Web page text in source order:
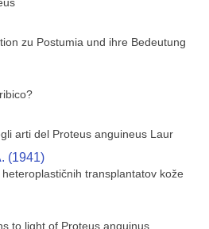
zu Postumia und ihre Bedeutung
arti del Proteus anguineus Laur
(1941)
transplantatov kože
to light of Proteus anquinus